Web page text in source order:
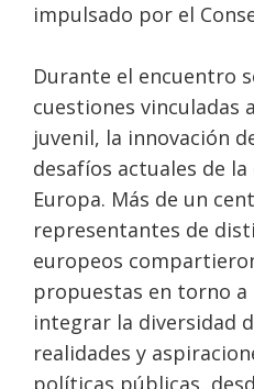
impulsado por el
Durante el encuentro
cuestiones vinculadas
juvenil, la innovación
desafíos actuales de
Europa. Más de un
representantes de
europeos
propuestas en torno a
integrar la diversidad
realidades y
políticas públicas,